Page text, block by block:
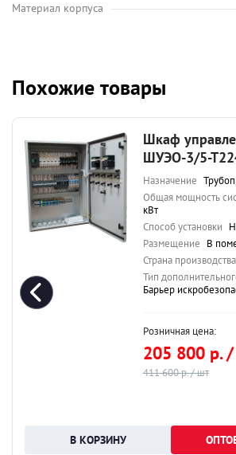
Материал корпуса
Похожие товары
Шкаф
ШУЭО-3/5-
Назначение
Общая мощность
кВт
Способ установки
Размещение В
Страна производства
Тип
Барьер
Розничная цена:
205 800 р.
411 600 р. / шт